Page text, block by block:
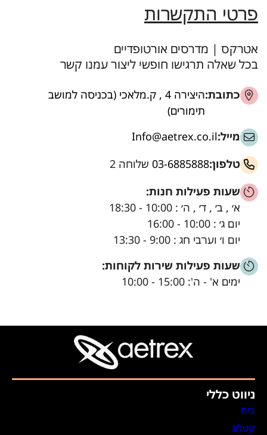
פרטי התקשרות
אטרקס | מדרסים אורטופדיים
בכל שאלה תרגישו חופשי ליצור עמנו קשר
כתובת:
היצירה 4 , ק.מלאכי (בכניסה למושב
תימורים)
מייל:Info@aetrex.co.il
טלפון:03-6885888 שלוחה 2
שעות פעילות חנות:
א׳ , ב׳ , ד׳ , ה׳ : 10:00 - 18:30
יום ג׳ : 10:00 - 16:00
יום ו׳ וערבי חג : 9:00 - 13:30
שעות פעילות שירות לקוחות:
ימים א' - ה': 15:00 - 10:00
ניווט כללי
בית
קטלוג